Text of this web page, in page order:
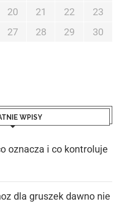
20 21 22
23
27 28 29
30
WPISY
oznacza i co kontroluje
dla gruszek dawno nie